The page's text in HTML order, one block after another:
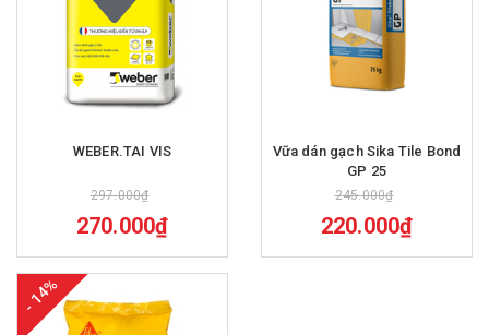
WEBER.TAI VIS
297.000₫
270.000₫
Vữa dán gạch Sika Tile Bond
GP 25
245.000₫
220.000₫
- 14%